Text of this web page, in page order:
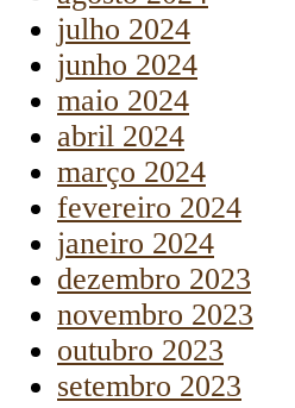
julho 2024
junho 2024
maio 2024
abril 2024
março 2024
fevereiro 2024
janeiro 2024
dezembro 2023
novembro 2023
outubro 2023
setembro 2023